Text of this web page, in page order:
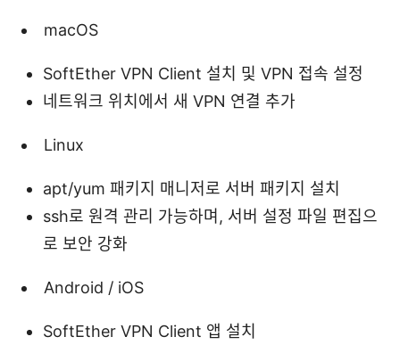
macOS
SoftEther VPN Client 설치 및 VPN 접속 설정
네트워크 위치에서 새 VPN 연결 추가
Linux
apt/yum 패키지 매니저로 서버 패키지 설치
ssh로 원격 관리 가능하며, 서버 설정 파일 편집으
로 보안 강화
Android / iOS
SoftEther VPN Client 앱 설치